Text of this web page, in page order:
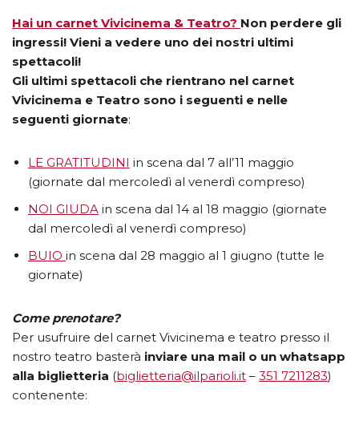
Hai un carnet Vivicinema & Teatro? Non perdere gli
ingressi! Vieni a vedere uno dei nostri ultimi
spettacoli!
Gli ultimi spettacoli che rientrano nel carnet
Vivicinema e Teatro sono i seguenti e nelle
seguenti giornate:
LE GRATITUDINI in scena dal 7 all’11 maggio
(giornate dal mercoledì al venerdì compreso)
NOI GIUDA in scena dal 14 al 18 maggio (giornate
dal mercoledì al venerdì compreso)
BUIO in scena dal 28 maggio al 1 giugno (tutte le
giornate)
Come prenotare?
Per usufruire del carnet Vivicinema e teatro presso il
nostro teatro basterà inviare una mail o un whatsapp
alla biglietteria (biglietteria@ilparioli.it – 351 7211283)
contenente: